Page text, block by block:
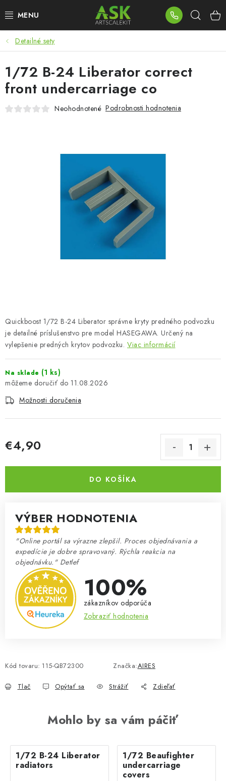
na
BLOG
SUMMER DAYS
WARHAMMER
PRÍSLUŠENSTVO
PREDÁVANÉ ZNAČKY
O Nás Moja objednávka Kontakty
Preprava a platba
Podmienky a pravidlá
Prevodník modelárskych farieb
Detailné sety
Quickboost 1/72 B-24 Liberator správne kryty predného podvozku
je detailné príslušenstvo pre model HASEGAWA. Určený na
vylepšenie predných krytov podvozku. Viac informácií
Na sklade (1 ks)
11.08.2026
Možnosti doručenia
€4,90
DO KOŠÍKA
VÝBER HODNOTENIA
"Online portál sa výrazne zlepšil. Proces objednávania a
expedície je dobre spravovaný. Rýchla reakcia na
objednávku." Detlef
100%
zákazníkov odporúča
Zobraziť hodnotenia
Kód tovaru: 115-QB72300 Značka:AIRES
Tlač Opýtať sa Strážiť Zdieľať
1/72 B-24 Liberator correct
front undercarriage co
Neohodnotené Podrobnosti hodnotenia
Mohlo by sa vám páčiť
1/72 B-24 Liberator
radiators
1/72 Beaufighter
undercarriage
covers